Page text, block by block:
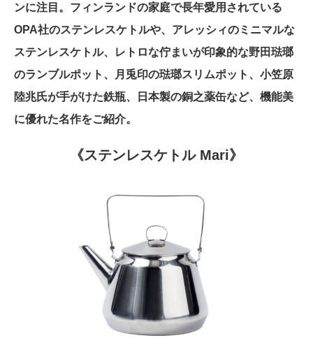
ンに注目。フィンランドの家庭で長年愛用されている
OPA社のステンレスケトルや、アレッシィのミニマルな
ステンレスケトル、レトロな佇まいが印象的な野田琺瑯
のランブルポット、月兎印の琺瑯スリムポット、小笠原
陸兆氏が手がけた鉄瓶、日本製の銅之薬缶など、機能美
に優れた名作をご紹介。
《ステンレスケトル Mari》